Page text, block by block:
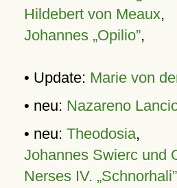
Hildebert von Meaux,
Johannes „Opilio”,
• Update: Marie von
• neu: Nazareno
• neu: Theodosia,
Johannes Swierc und
Nerses IV. „Schnorhali”